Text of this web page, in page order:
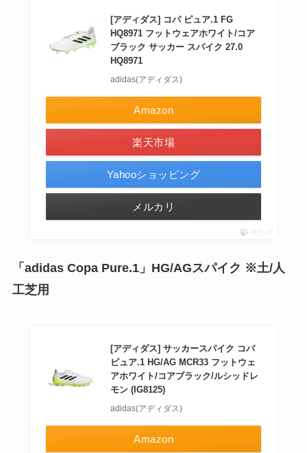
[アディダス] コパ ピュア.1 FG
HQ8971 フットウェアホワイト/コア
ブラック サッカー スパイク 27.0
HQ8971
adidas(アディダス)
Amazon
楽天市場
Yahooショッピング
メルカリ
ポチップ
「adidas Copa Pure.1」HG/AGスパイク ※土/人
工芝用
[アディダス] サッカースパイク コパ
ピュア.1 HG/AG MCR33 フットウェ
アホワイト/コアブラック/ルシッドレ
モン (IG8125)
adidas(アディダス)
Amazon